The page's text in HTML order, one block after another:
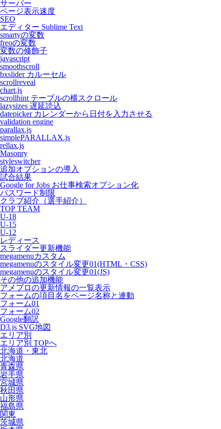
サーバー
ページ表示速度
SEO
エディター Sublime Text
smartyの変数
freoの変数
変数の修飾子
javascript
smoothscroll
bxslider カルーセル
scrollreveal
chart.js
scrollhint テーブルの横スクロール
lazysizes 遅延読込
datepicker カレンダーから日付を入力させる
validation engine
parallax.js
simplePARALLAX.js
rellax.js
Masonry
styleswitcher
追加オプションの導入
試合結果
Google for Jobs お仕事検索オプション化
パスワード制限
クラブ紹介（選手紹介）
TOP TEAM
U-18
U-15
U-12
レディース
スライダー更新機能
megamenuカスタム
megamenuのスタイル変更01(HTML・CSS)
megamenuのスタイル変更01(JS)
その他の追加機能
アメブロの更新情報の一覧表示
フォームの項目名をページ名称と連動
フォーム01
フォーム02
Google翻訳
D3.js SVG地図
エリア別
エリア別 TOPへ
北海道・東北
北海道
青森県
岩手県
宮城県
秋田県
山形県
福島県
関東
茨城県